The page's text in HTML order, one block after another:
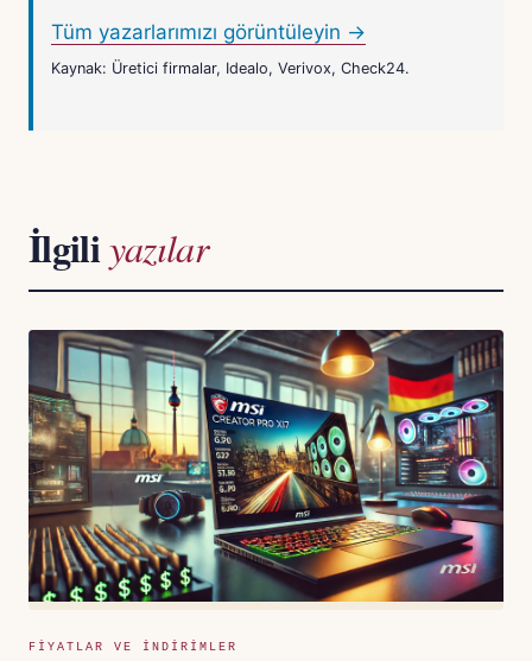
Tüm yazarlarımızı görüntüleyin →
Kaynak: Üretici firmalar, Idealo, Verivox, Check24.
İlgiliyazılar
FIYATLAR VE INDIRIMLER